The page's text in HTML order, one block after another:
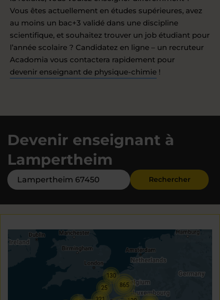
Vous êtes actuellement en études supérieures, avez
au moins un bac+3 validé dans une discipline
scientifique, et souhaitez trouver un job étudiant pour
l’année scolaire ? Candidatez en ligne – un recruteur
Acadomia vous contactera rapidement pour
devenir enseignant de physique-chimie !
Devenir enseignant à
Lampertheim
Rechercher